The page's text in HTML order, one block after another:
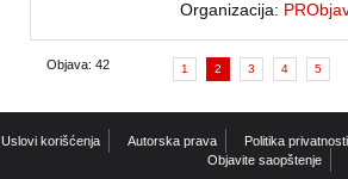
Organizacija:
1 2 3 4 5
Objava: 42
Uslovi korišćenja Autorska prava
Politika privatnosti
Objavite saopštenje